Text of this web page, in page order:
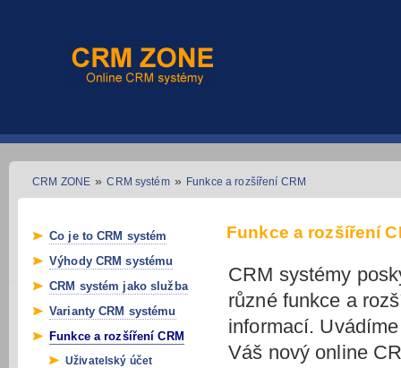
CRM ZONE » CRM systém » Funkce a rozšíření CRM
Co je to CRM systém
Výhody CRM systému
CRM systém jako služba
Varianty CRM systému
Funkce a rozšíření CRM
Uživatelský účet
Funkce a rozšíření
CRM systémy
různé funkce a
informací.
Váš nový online